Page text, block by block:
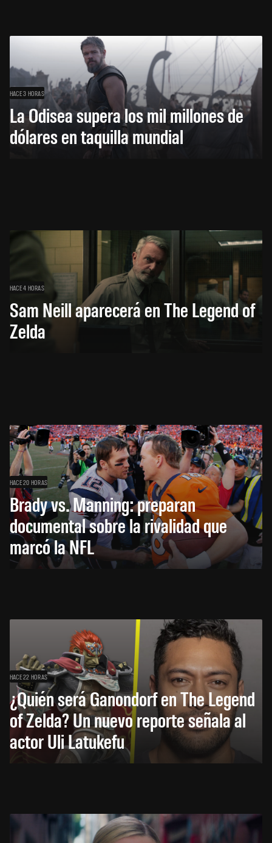
HACE 3 HORAS
La Odisea supera los mil millones de
dólares en taquilla mundial
HACE 4 HORAS
Sam Neill aparecerá en The Legend of
Zelda
HACE 20 HORAS
Brady vs. Manning: preparan
documental sobre la rivalidad que
marcó la NFL
HACE 22 HORAS
¿Quién será Ganondorf en The Legend
of Zelda? Un nuevo reporte señala al
actor Uli Latukefu